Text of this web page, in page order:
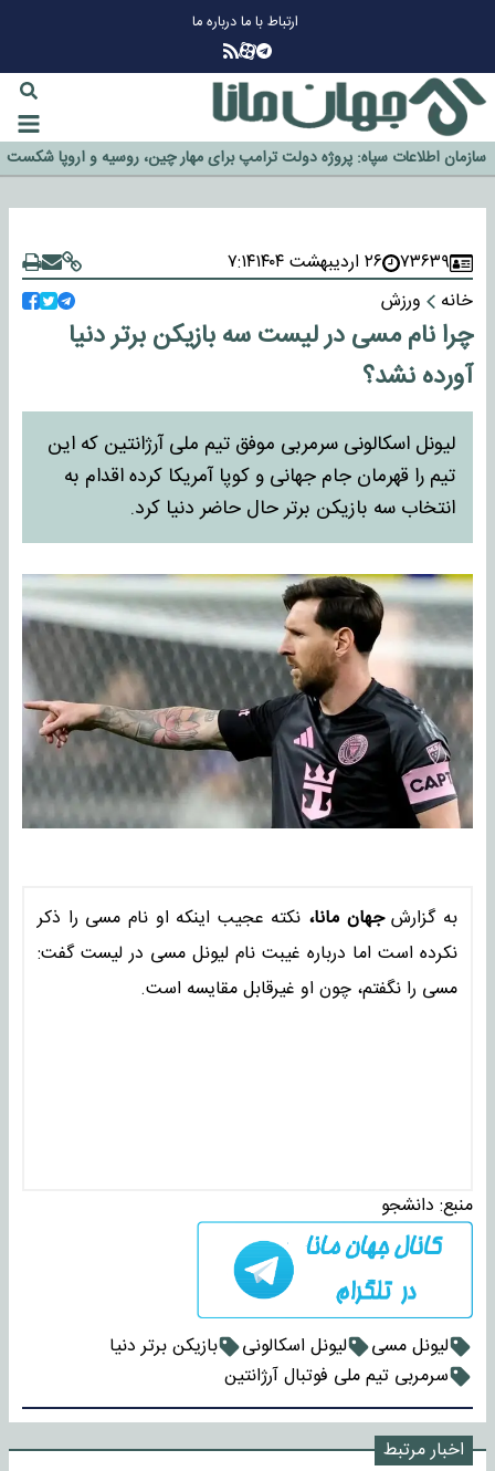
ارتباط با مادرباره ما
گزینه جدایی اوسمار روی میز مدیران پرسپولیس
آیا رئیس جمهور آمریکا قانون را دور می‌زند؟
اخراج رسمی چهره نامدار از پرسپولیس
سازمان اطلاعات سپاه: پروژه دولت ترامپ برای مهار چین، روسیه و اروپا شکست
خورد
۷۳۶۳۹ ۲۶ اردیبهشت ۱۴۰۴
۷:۱۴
خانه
ورزش
چرا نام مسی در لیست سه بازیکن برتر دنیا
آورده نشد؟
لیونل اسکالونی سرمربی موفق تیم ملی آرژانتین که این
تیم را قهرمان جام جهانی و کوپا آمریکا کرده اقدام به
انتخاب سه بازیکن برتر حال حاضر دنیا کرد.
به گزارشجهان مانا، نکته عجیب اینکه او نام مسی را ذکر
نکرده است اما درباره غیبت نام لیونل مسی در لیست گفت:
مسی را نگفتم، چون او غیرقابل مقایسه است.
منبع: دانشجو
لیونل مسی لیونل اسکالونی
بازیکن برتر دنیا
سرمربی تیم ملی فوتبال آرژانتین
اخبار مرتبط